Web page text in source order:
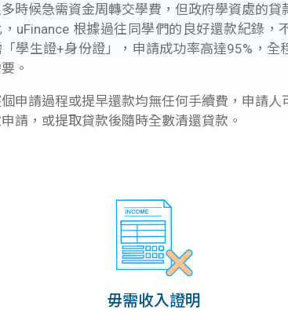
時候急需資金周轉交學費，但政府學資處的貸
uFinance 根據過往同學們的良好還款紀錄，
學生證+身份證」，申請成功率高達95%，全
。
申請過程或提早還款均無任何手續費，申請人
請，或提取貸款後隨時全數清還貸款。
毋需收入證明